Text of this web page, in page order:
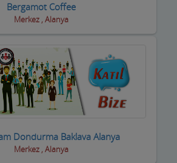
Bergamot Coffee
Merkez , Alanya
Dondurma Baklava Alanya
Merkez , Alanya